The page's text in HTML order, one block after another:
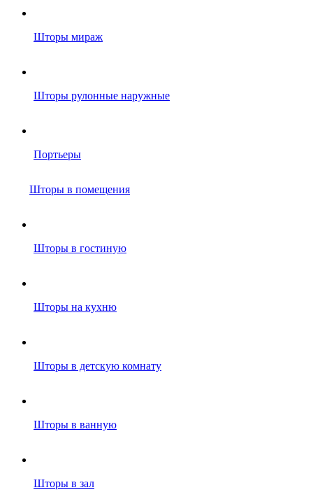
Шторы мираж
Шторы рулонные наружные
Портьеры
Шторы в помещения
Шторы в гостиную
Шторы на кухню
Шторы в детскую комнату
Шторы в ванную
Шторы в зал